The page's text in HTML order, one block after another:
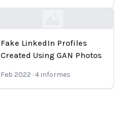
Fake LinkedIn Profiles
Created Using GAN Photos
Feb 2022 ·4 informes